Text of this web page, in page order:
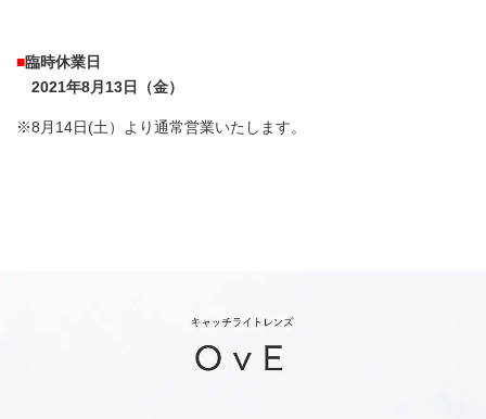
■臨時休業日
2021年8月13日（金）
※8月14日(土）より通常営業いたします。